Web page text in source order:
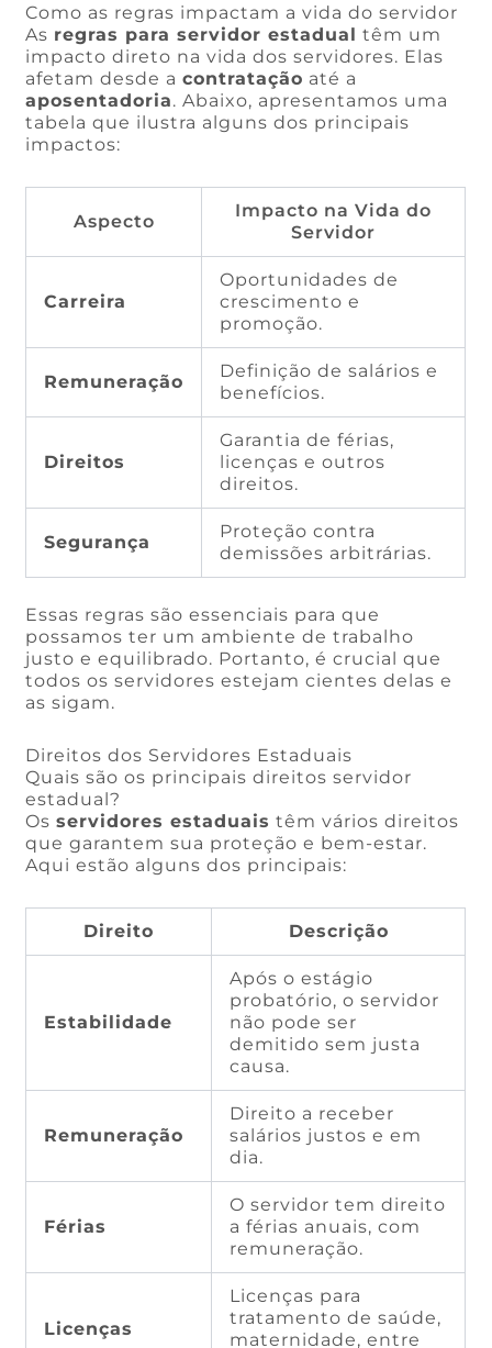
Como as regras impactam a vida do servidor
As regras para servidor estadual têm um
impacto direto na vida dos servidores. Elas
afetam desde acontratação até a
aposentadoria. Abaixo, apresentamos uma
tabela que ilustra alguns dos principais
impactos:
Aspecto
Impacto na Vida do
Servidor
Carreira
Oportunidades de
crescimento e
promoção.
Remuneração
Definição de salários e
benefícios.
Direitos
Garantia de férias,
licenças e outros
direitos.
Segurança
Proteção contra
demissões arbitrárias.
Essas regras são essenciais para que
possamos ter um ambiente de trabalho
justo e equilibrado. Portanto, é crucial que
todos os servidores estejam cientes delas e
as sigam.
Direitos dos Servidores Estaduais
Quais são os principais direitos servidor
estadual?
Osservidores estaduais têm vários direitos
que garantem sua proteção e bem-estar.
Aqui estão alguns dos principais:
Direito Descrição
Estabilidade
Após o estágio
probatório, o servidor
não pode ser
demitido sem justa
causa.
Remuneração
Direito a receber
salários justos e em
dia.
Férias
O servidor tem direito
a férias anuais, com
remuneração.
Licenças
Licenças para
tratamento de saúde,
maternidade, entre